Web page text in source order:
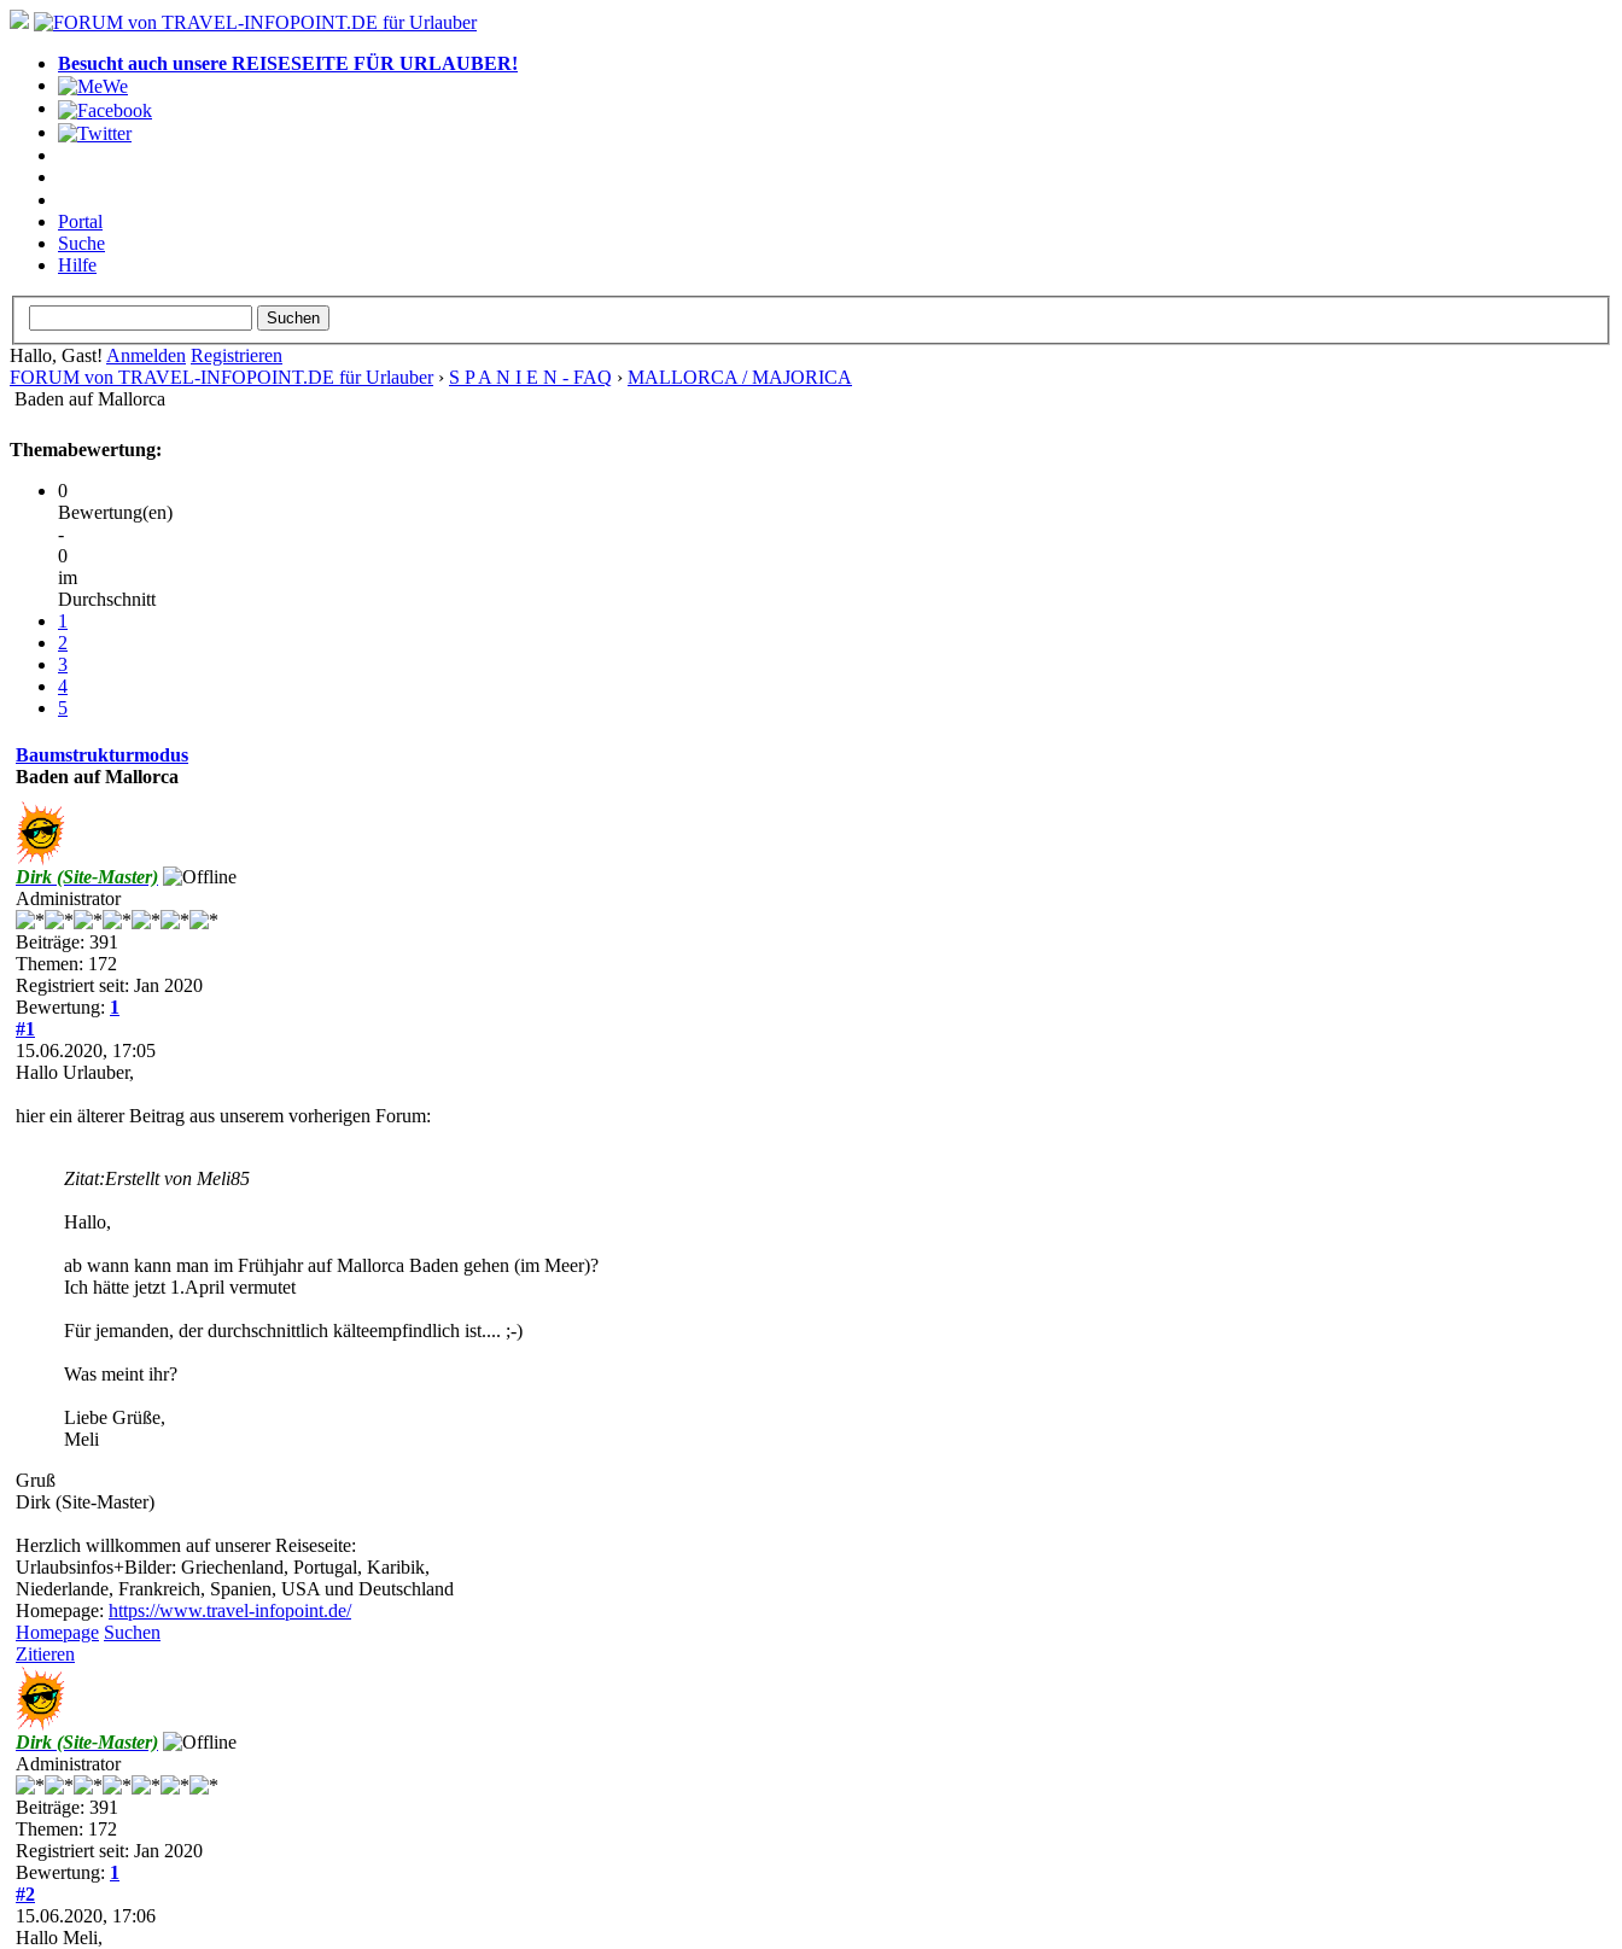
Besucht auch unsere REISESEITE FÜR URLAUBER!
Portal
Suche
Hilfe
Hallo, Gast! Anmelden Registrieren
FORUM von TRAVEL-INFOPOINT.DE für Urlauber› S P A N I E N - FAQ › MALLORCA / MAJORICA
Baden auf Mallorca
Themabewertung:
0
Bewertung(en)
-
0
im
Durchschnitt
1
2
3
4
5
Baumstrukturmodus
Baden auf Mallorca
Dirk (Site-Master)
Administrator
Beiträge: 391
Themen: 172
Registriert seit: Jan 2020
Bewertung: 1
#1
15.06.2020, 17:05
Hallo Urlauber,
hier ein älterer Beitrag aus unserem vorherigen Forum:
Zitat:Erstellt von Meli85
Hallo,
ab wann kann man im Frühjahr auf Mallorca Baden gehen (im Meer)?
Ich hätte jetzt 1.April vermutet
Für jemanden, der durchschnittlich kälteempfindlich ist.... ;-)
Was meint ihr?
Liebe Grüße,
Meli
Gruß
Dirk (Site-Master)
Herzlich willkommen auf unserer Reiseseite:
Urlaubsinfos+Bilder: Griechenland, Portugal, Karibik,
Niederlande, Frankreich, Spanien, USA und Deutschland
Homepage: https://www.travel-infopoint.de/
Homepage Suchen
Zitieren
Dirk (Site-Master)
Administrator
Beiträge: 391
Themen: 172
Registriert seit: Jan 2020
Bewertung: 1
#2
15.06.2020, 17:06
Hallo Meli,